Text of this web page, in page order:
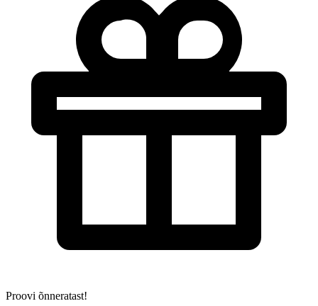
Proovi õnneratast!